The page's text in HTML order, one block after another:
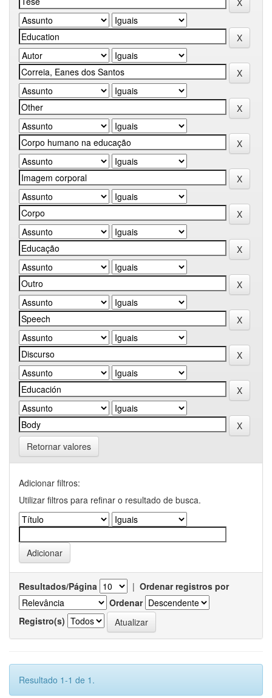
Retornar valores
Adicionar filtros:
Utilizar filtros para refinar o resultado de busca.
Resultados/Página | Ordenar registros por
Ordenar
Registro(s)
Resultado 1-1 de 1.